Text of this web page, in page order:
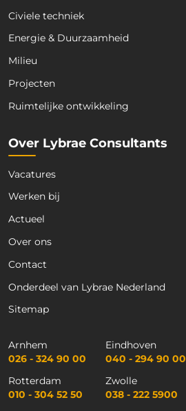
Civiele techniek
Energie & Duurzaamheid
Milieu
Projecten
Ruimtelijke ontwikkeling
Over Lybrae Consultants
Vacatures
Werken bij
Actueel
Over ons
Contact
Onderdeel van Lybrae Nederland
Sitemap
Arnhem
026 - 324 90 00
Eindhoven
040 - 294 90 00
Rotterdam
010 - 304 52 50
Zwolle
038 - 222 5900